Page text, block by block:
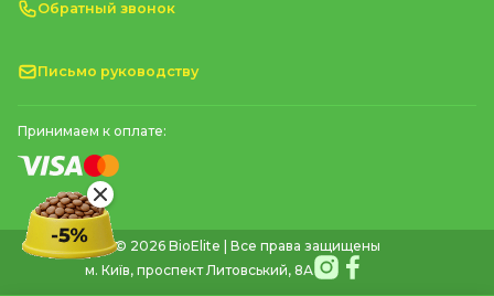
Обратный звонок
Письмо руководству
Принимаем к оплате:
© 2026 BioElite | Все права защищены
м. Київ, проспект Литовський, 8А